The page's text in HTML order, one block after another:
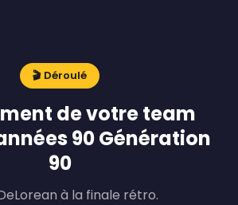
🎬 Déroulé
de votre team
90 Génération
90
à la finale rétro.